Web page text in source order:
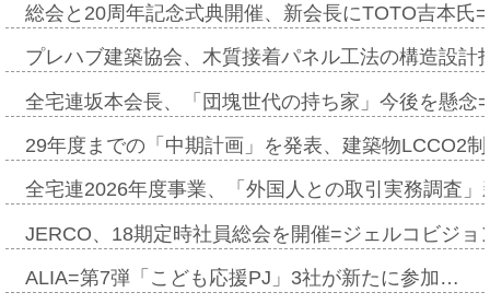
総会と20周年記念式典開催、新会長にTOTO吉本氏
プレハブ建築協会、木質接着パネル工法の構造設
全宅連坂本会長、「団塊世代の持ち家」今後を懸
29年度までの「中期計画」を発表、建築物LCCO2
全宅連2026年度事業、「外国人との取引実務調査
JERCO、18期定時社員総会を開催=ジェルコビジ
ALIA=第7弾「こども応援PJ」3社が新たに参加…